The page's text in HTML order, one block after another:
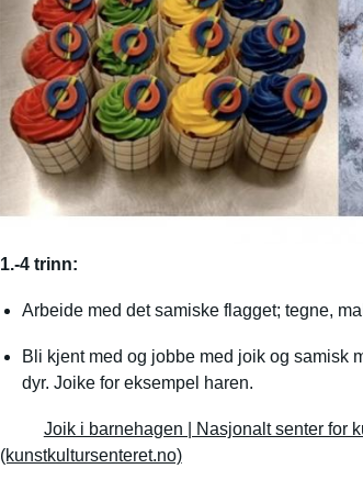
1.-4 trinn:
Arbeide med det samiske flagget; tegne,
Bli kjent med og jobbe med joik og samisk
dyr. Joike for eksempel haren.
Joik i barnehagen | Nasjonalt senter for
(kunstkultursenteret.no)